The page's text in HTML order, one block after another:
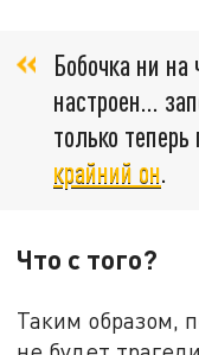
Бобочка ни на
настроен…
только
крайний он.
Что с того?
Таким образом,